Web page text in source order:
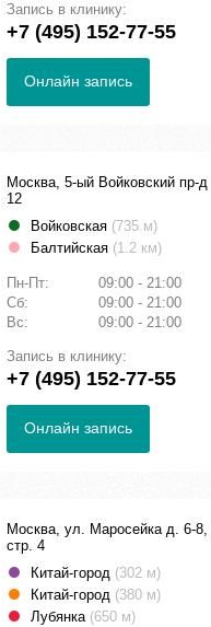
Запись в клинику:
+7 (495) 152-77-55
Онлайн запись
Москва, 5-ый Войковский пр-
12
Войковская (735 м)
Балтийская (1.2 км)
Пн-Пт:
09:00 - 21:00
Сб:
09:00 - 21:00
Вс:
09:00 - 21:00
Запись в клинику:
+7 (495) 152-77-55
Онлайн запись
Москва, ул. Маросейка д. 6-8,
стр. 4
Китай-город (302 м)
Китай-город (380 м)
Лубянка (650 м)